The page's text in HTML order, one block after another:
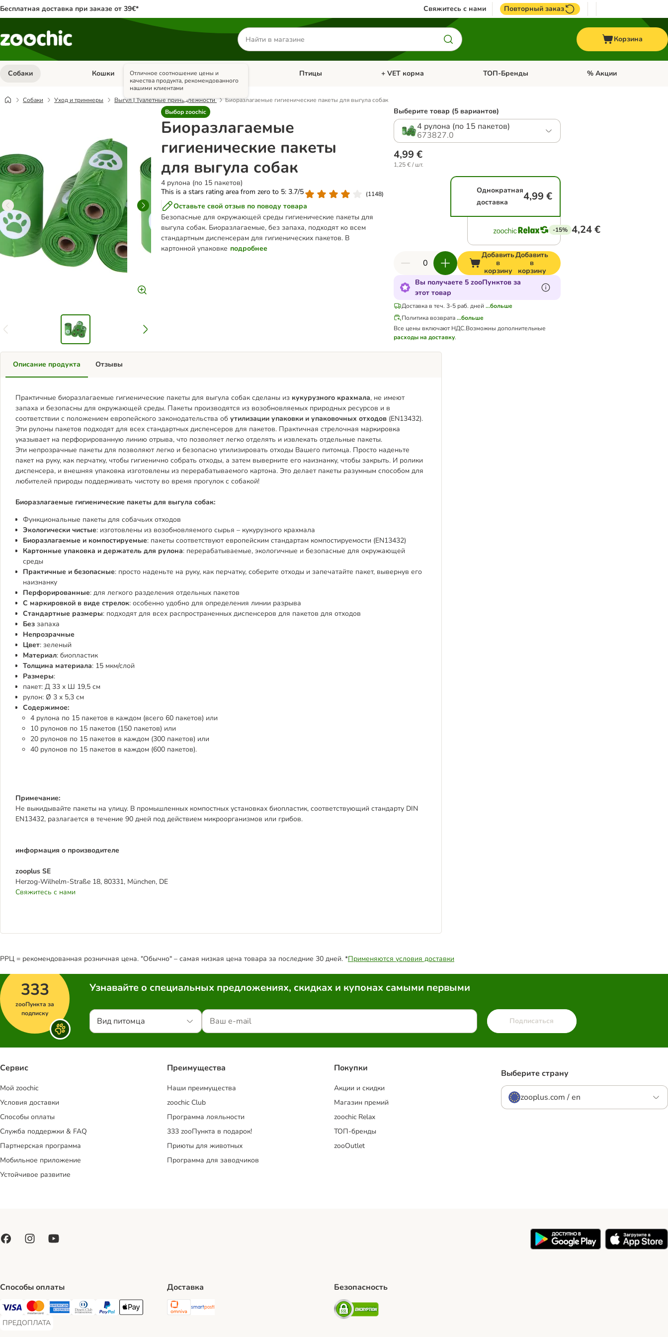
Бесплатная доставка при заказе от 39€* Свяжитесь с нами Повторный заказ
Поиск
товаров
Корзина
Собаки Откройте меню категории: Собаки
Кошки Откройте меню категории: Кошки
Грызуны и кролики Откройте меню категории: Грызуны и кролики
Птицы Откройте меню категории: Птицы
+ VET корма Откройте меню категории: + VET корма
ТОП-Бренды Откройте меню
% Акции
Собаки Уход и триммеры Выгул | Туалетные принадлежности
Биоразлагаемые гигиенические пакеты для выгула собак
Выбор zoochic
Отличное соотношение цены и
качества продукта, рекомендованного
нашими клиентами
Биоразлагаемые
гигиенические пакеты
для выгула собак
4 рулона (по 15 пакетов)
This is a stars rating area from zero to 5: 3.7/5
(1148)
Оставьте свой отзыв по поводу товара
Безопасные для окружающей среды гигиенические пакеты для
выгула собак. Биоразлагаемые, без запаха, подходят ко всем
стандартным диспенсерам для гигиенических пакетов. В
картонной упаковке подробнее
Выберите товар (5 вариантов)
4 рулона (по 15 пакетов)
673827.0
4,99 €
1,25 € / шт.
Однократная
доставка
4,99 €
-15% 4,24 €
Добавить
в
корзину
Добавить
в
корзину
Вы получаете 5 zooПунктов за
этот товар
Доставка в теч. 3-5 раб. дней ...больше
Политика возврата...больше
Все цены включают НДС.Возможны дополнительные
расходы на доставку.
Описание продукта
Практичные биоразлагаемые гигиенические пакеты для выгула собак сделаны из кукурузного крахмала, не имеют
запаха и безопасны для окружающей среды. Пакеты производятся из возобновляемых природных ресурсов и в
соответствии с положением европейского законодательства об утилизации упаковки и упаковочных отходов (EN13432).
Эти рулоны пакетов подходят для всех стандартных диспенсеров для пакетов. Практичная стрелочная маркировка
указывает на перфорированную линию отрыва, что позволяет легко отделять и извлекать отдельные пакеты.
Эти непрозрачные пакеты для позволяют легко и безопасно утилизировать отходы Вашего питомца. Просто наденьте
пакет на руку, как перчатку, чтобы гигиенично собрать отходы, а затем выверните его наизнанку, чтобы закрыть. И ролики
диспенсера, и внешняя упаковка изготовлены из перерабатываемого картона. Это делает пакеты разумным способом для
любителей природы поддерживать чистоту во время прогулок с собакой!
Биоразлагаемые гигиенические пакеты для выгула собак:
Функциональные пакеты для собачьих отходов
Экологически чистые: изготовлены из возобновляемого сырья – кукурузного крахмала
Биоразлагаемые и компостируемые: пакеты соответствуют европейским стандартам компостируемости (EN13432)
Картонные упаковка и держатель для рулона: перерабатываемые, экологичные и безопасные для окружающей
среды
Практичные и безопасные: просто наденьте на руку, как перчатку, соберите отходы и запечатайте пакет, вывернув его
наизнанку
Перфорированные: для легкого разделения отдельных пакетов
С маркировкой в ​​виде стрелок: особенно удобно для определения линии разрыва
Стандартные размеры: подходят для всех распространенных диспенсеров для пакетов для отходов
Без запаха
Непрозрачные
Цвет: зеленый
Материал: биопластик
Толщина материала: 15 мкм/слой
Размеры:
пакет: Д 33 x Ш 19,5 см
рулон: Ø 3 x 5,3 см
Содержимое:
4 рулона по 15 пакетов в каждом (всего 60 пакетов) или
10 рулонов по 15 пакетов (150 пакетов) или
20 рулонов по 15 пакетов в каждом (300 пакетов) или
40 рулонов по 15 пакетов в каждом (600 пакетов).
Примечание:
Не выкидывайте пакеты на улицу. В промышленных компостных установках биопластик, соответствующий стандарту DIN
EN13432, разлагается в течение 90 дней под действием микроорганизмов или грибов.
информация о производителе
zooplus SE
Herzog-Wilhelm-Straße 18, 80331, München, DE
Свяжитесь с нами
Отзывы
РРЦ = рекомендованная розничная цена. "Обычно" – самая низкая цена товара за последние 30 дней. *Применяются условия доставки
333
zooПункта за
подписку
Узнавайте о специальных предложениях, скидках и купонах самыми первыми
Вид питомца Подписаться
Сервис
Mой zoochic
Условия доставки
Способы оплаты
Служба поддержки & FAQ
Партнерская программа
Мобильное приложение
Устойчивое развитие
Преимуществa
Наши преимущества
zoochic Club
Программа лояльности
333 zooПункта в подарок!
Приюты для животных
Программа для заводчиков
Покупки
Акции и скидки
Магазин премий
zoochic Relax
ТОП-бренды
zooOutlet
Выберите страну
zooplus.com / en
Способы оплаты
Visa Payment Method
Mastercard Payment Method
American Express Payment Method
Diners Club Payment Method
PayPal Payment Method
Apple Pay Payment Method
ПРЕДОПЛАТА
ПРЕДОПЛАТА Payment Method
Доставка
Omniva Shipping Method
SmartPosti Shipping Method
Безопасность
Security